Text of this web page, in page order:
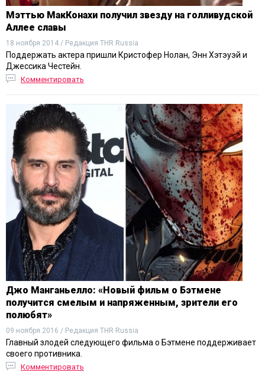
Мэттью МакКонахи получил звезду на голливудской
Аллее славы
18 ноября 2014 / Редакция THR Russia
Поддержать актера пришли Кристофер Нолан, Энн Хэтэуэй и
Джессика Честейн.
Комментировать
Джо Манганьелло: «Новый фильм о Бэтмене
получится смелым и напряженным, зрители его
полюбят»
09 ноября 2016 / Редакция THR Russia
Главный злодей следующего фильма о Бэтмене поддерживает
своего противника.
Комментировать